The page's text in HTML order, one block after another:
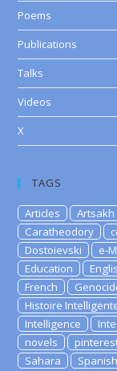
Poems
Publications
Talks
Videos
X
TAGS
Articles Artsakh
Caratheodory
Dostoievski
e-
Education
French
Histoire
Intelligence
novels
Sahara
Spanish